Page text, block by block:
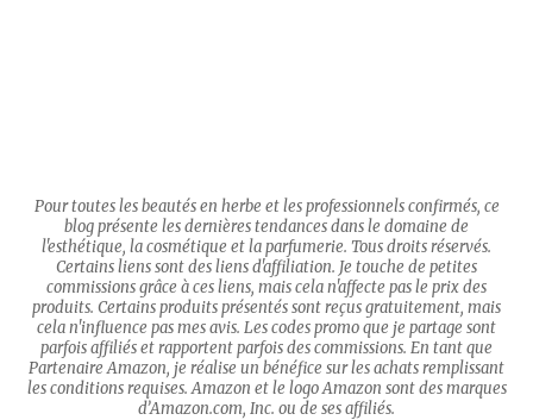
Pour toutes les beautés en herbe et les professionnels confirmés, ce
blog présente les dernières tendances dans le domaine de
l'esthétique, la cosmétique et la parfumerie. Tous droits réservés.
Certains liens sont des liens d'affiliation. Je touche de petites
commissions grâce à ces liens, mais cela n'affecte pas le prix des
produits. Certains produits présentés sont reçus gratuitement, mais
cela n'influence pas mes avis. Les codes promo que je partage sont
parfois affiliés et rapportent parfois des commissions. En tant que
Partenaire Amazon, je réalise un bénéfice sur les achats remplissant
les conditions requises. Amazon et le logo Amazon sont des marques
d’Amazon.com, Inc. ou de ses affiliés.